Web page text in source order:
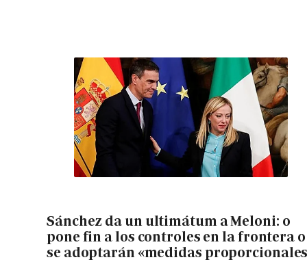
Sánchez da un ultimátum a Meloni: o
pone fin a los controles en la frontera o
se adoptarán «medidas